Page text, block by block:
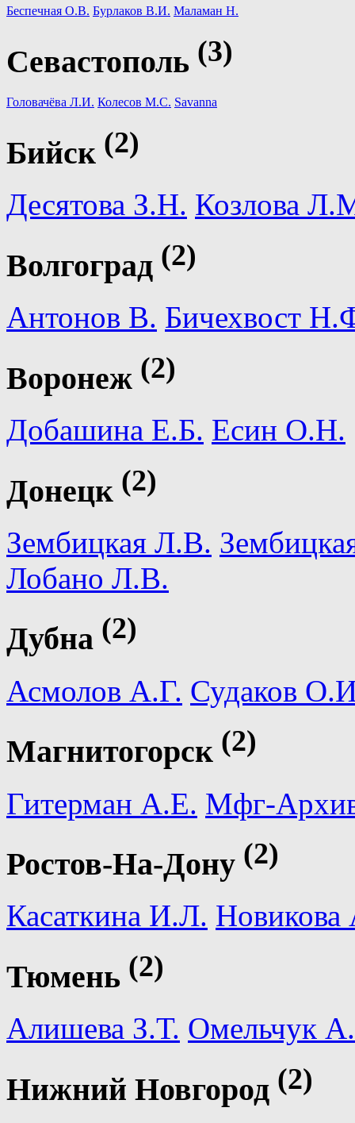
Беспечная О.В. Бурлаков В.И. Маламан Н.
Севастополь (3)
Головачёва Л.И. Колесов М.С. Savanna
Бийск (2)
Десятова З.Н. Козлова
Волгоград (2)
Антонов В. Бичехвост
Воронеж (2)
Добашина Е.Б. Есин О.Н.
Донецк (2)
Зембицкая Л.В.
Лобано Л.В.
Дубна (2)
Асмолов А.Г. Судаков
Магнитогорск (2)
Гитерман А.Е. Мфг-
Ростов-На-Дону (2)
Касаткина И.Л.
Тюмень (2)
Алишева З.Т. Омельчук А.
Нижний Новгород (2)